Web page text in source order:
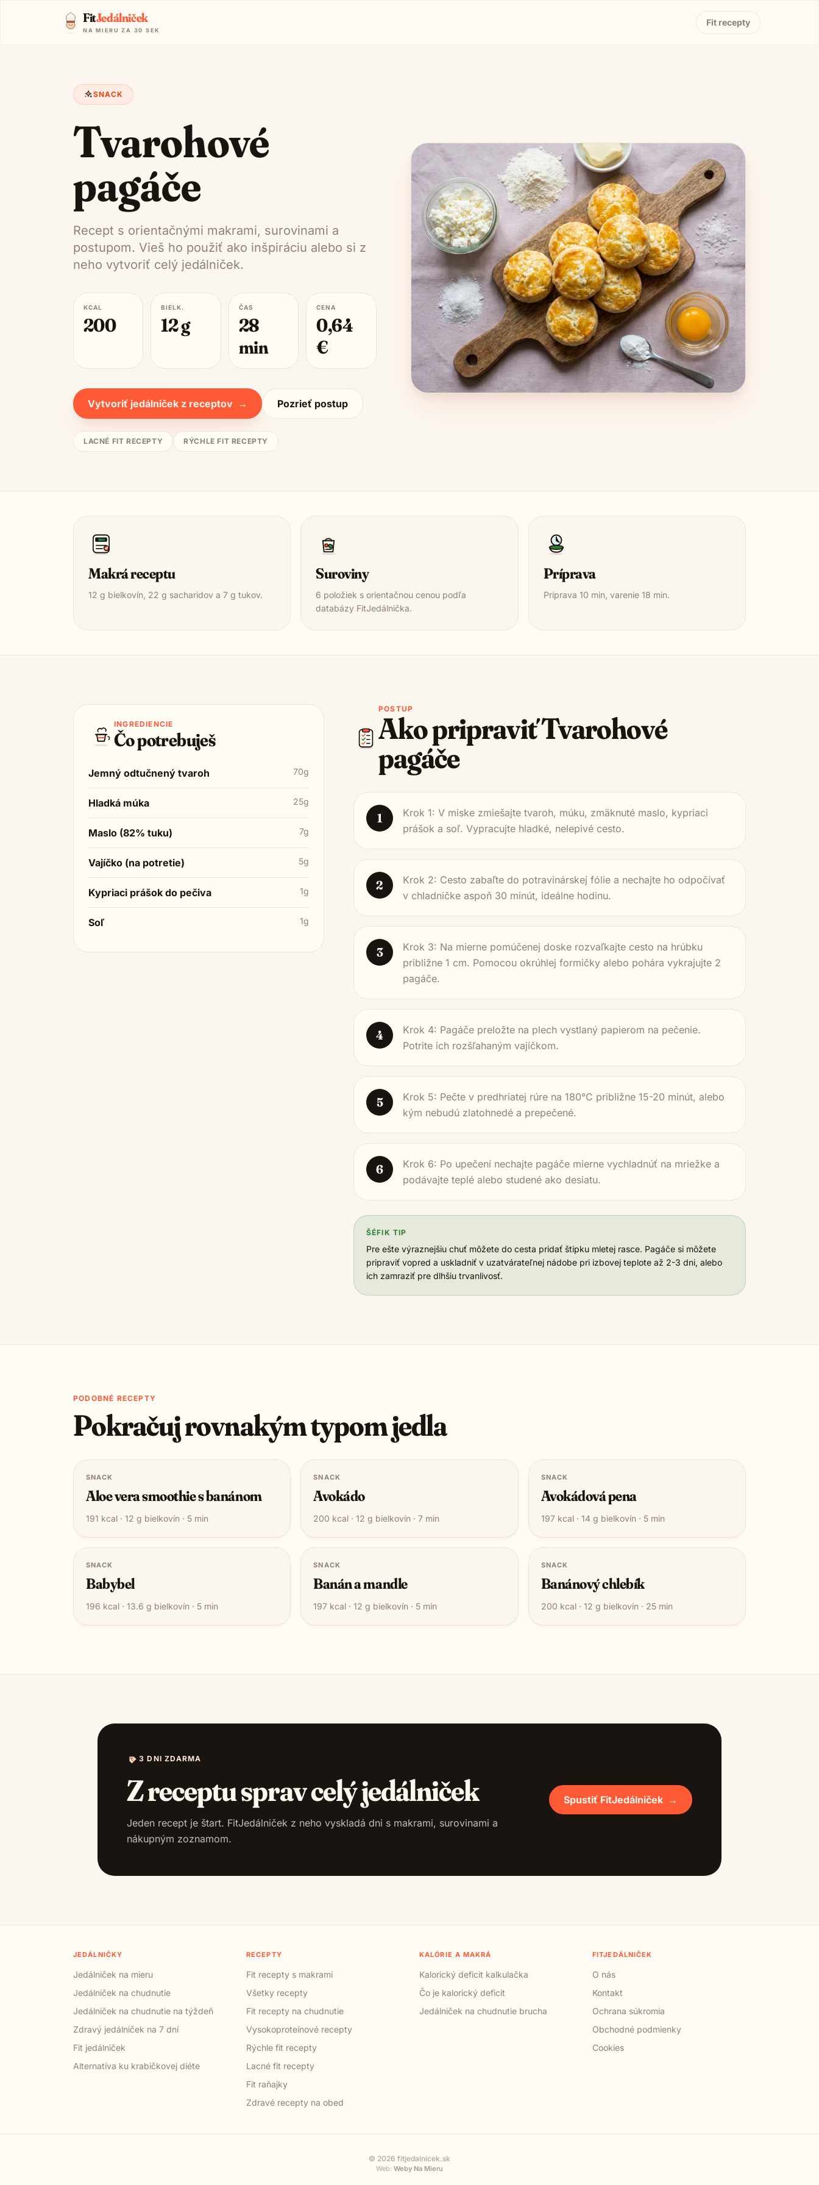
FitJedálniček
NA MIERU ZA 30 SEK
Fit recepty
SNACK
Tvarohové
pagáče
Recept s orientačnými makrami, surovinami a
postupom. Vieš ho použiť ako inšpiráciu alebo si z
neho vytvoriť celý jedálniček.
KCAL
200
BIELK.
12g
ČAS
28
min
CENA
0,64
€
Vytvoriť jedálniček z receptov → Pozrieť postup
LACNÉ FIT RECEPTY RÝCHLE FIT RECEPTY
1850
Makrá receptu
12 g bielkovín, 22 g sacharidov a 7 g tukov.
Suroviny
6 položiek s orientačnou cenou podľa
databázy FitJedálnička.
Príprava
Príprava 10 min, varenie 18 min.
INGREDIENCIE
Čo potrebuješ
Jemný odtučnený tvaroh 70g
Hladká múka 25g
Maslo (82% tuku) 7g
Vajíčko (na potretie) 5g
Kypriaci prášok do pečiva 1g
Soľ 1g
POSTUP
Ako pripraviťTvarohové
pagáče
1
Krok 1: V miske zmiešajte tvaroh, múku, zmäknuté maslo, kypriaci
prášok a soľ. Vypracujte hladké, nelepivé cesto.
2
Krok 2: Cesto zabaľte do potravinárskej fólie a nechajte ho odpočívať
v chladničke aspoň 30 minút, ideálne hodinu.
3
Krok 3: Na mierne pomúčenej doske rozvaľkajte cesto na hrúbku
približne 1 cm. Pomocou okrúhlej formičky alebo pohára vykrajujte 2
pagáče.
4
Krok 4: Pagáče preložte na plech vystlaný papierom na pečenie.
Potrite ich rozšľahaným vajíčkom.
5
Krok 5: Pečte v predhriatej rúre na 180°C približne 15-20 minút, alebo
kým nebudú zlatohnedé a prepečené.
6
Krok 6: Po upečení nechajte pagáče mierne vychladnúť na mriežke a
podávajte teplé alebo studené ako desiatu.
ŠÉFIK TIP
Pre ešte výraznejšiu chuť môžete do cesta pridať štipku mletej rasce. Pagáče si môžete
pripraviť vopred a uskladniť v uzatvárateľnej nádobe pri izbovej teplote až 2-3 dni, alebo
ich zamraziť pre dlhšiu trvanlivosť.
PODOBNÉ RECEPTY
Pokračuj rovnakým typom jedla
SNACK
Aloe vera smoothie s banánom
191 kcal · 12 g bielkovín · 5 min
SNACK
Avokádo
200 kcal ·12 g bielkovín ·7 min
SNACK
Avokádová pena
197kcal · 14g bielkovín · 5min
SNACK
Babybel
196 kcal · 13.6 g bielkovín · 5 min
SNACK
Banán a mandle
197 kcal ·12 g bielkovín · 5 min
SNACK
Banánový chlebík
200 kcal · 12 g bielkovín · 25min
3 DNI ZDARMA
Z receptu sprav celý jedálniček
Jeden recept je štart. FitJedálniček z neho vyskladá dni s makrami, surovinami a
nákupným zoznamom.
Spustiť FitJedálniček →
JEDÁLNIČKY
Jedálniček na mieru
Jedálniček na chudnutie
Jedálniček na chudnutie na týždeň
Zdravý jedálniček na 7 dní
Fit jedálniček
Alternatíva ku krabičkovej diéte
RECEPTY
Fit recepty s makrami
Všetky recepty
Fit recepty na chudnutie
Vysokoproteínové recepty
Rýchle fit recepty
Lacné fit recepty
Fit raňajky
Zdravé recepty na obed
KALÓRIE A MAKRÁ
Kalorický deficit kalkulačka
Čo je kalorický deficit
Jedálniček na chudnutie brucha
FITJEDÁLNIČEK
O nás
Kontakt
Ochrana súkromia
Obchodné podmienky
Cookies
© 2026 fitjedalnicek.sk
Web: Weby Na Mieru